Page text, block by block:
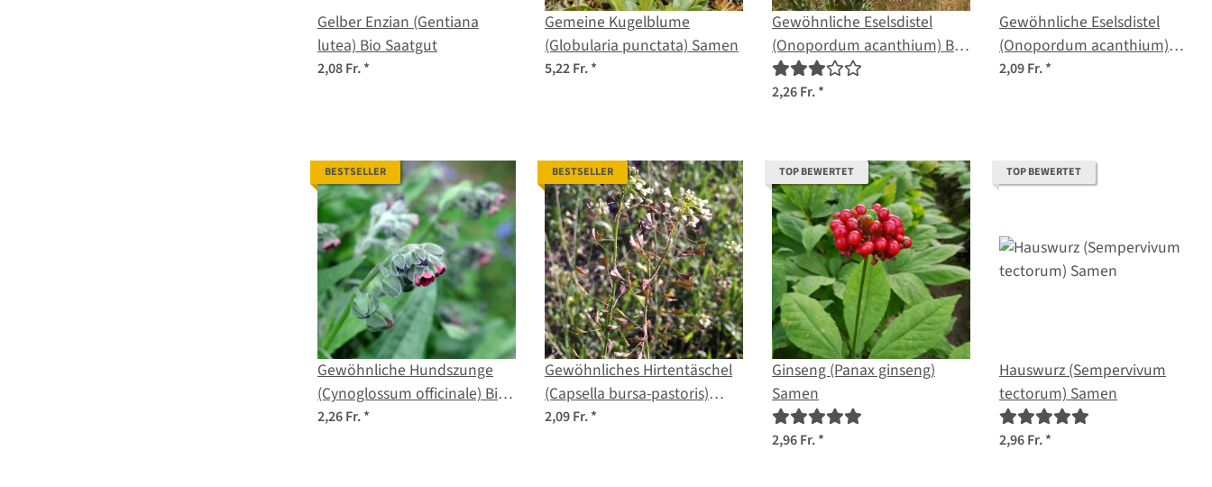
Gelber Enzian (Gentiana
lutea) Bio Saatgut
2,08 Fr.*
Gemeine Kugelblume
(Globularia punctata) Samen
5,22 Fr.*
Gewöhnliche Eselsdistel
(Onopordum acanthium) Bio
Saatgut
2,26 Fr.*
Gewöhnliche Eselsdistel
(Onopordum acanthium)
Samen
2,09 Fr.*
BESTSELLER
Gewöhnliche Hundszunge
(Cynoglossum officinale) Bio
Saatgut
2,26 Fr.*
BESTSELLER
Gewöhnliches Hirtentäschel
(Capsella bursa-pastoris)
Samen
2,09 Fr.*
TOP BEWERTET
Ginseng (Panax ginseng)
Samen
2,96 Fr.*
TOP BEWERTET
Hauswurz (Sempervivum
tectorum) Samen
2,96 Fr.*